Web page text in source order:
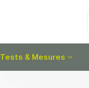
Tests & Mesures